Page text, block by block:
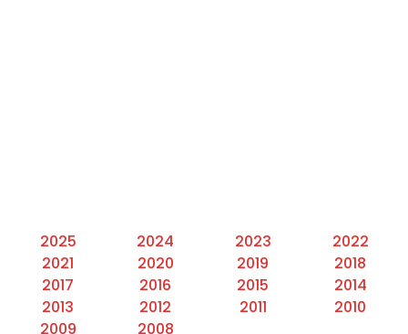
2025
2021
2017
2013
2009
2024
2020
2016
2012
2008
2023
2019
2015
2011
2022
2018
2014
2010